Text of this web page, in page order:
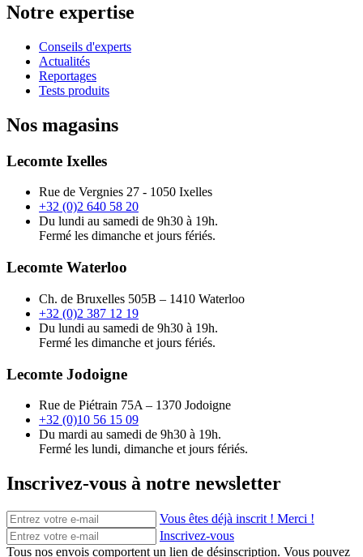
Notre expertise
Conseils d'experts
Actualités
Reportages
Tests produits
Nos magasins
Lecomte Ixelles
Rue de Vergnies 27 - 1050 Ixelles
+32 (0)2 640 58 20
Du lundi au samedi de 9h30 à 19h.
Fermé les dimanche et jours fériés.
Lecomte Waterloo
Ch. de Bruxelles 505B – 1410 Waterloo
+32 (0)2 387 12 19
Du lundi au samedi de 9h30 à 19h.
Fermé les dimanche et jours fériés.
Lecomte Jodoigne
Rue de Piétrain 75A – 1370 Jodoigne
+32 (0)10 56 15 09
Du mardi au samedi de 9h30 à 19h.
Fermé les lundi, dimanche et jours fériés.
Inscrivez-vous à notre newsletter
Vous êtes déjà inscrit ! Merci !
Inscrivez-vous
Tous nos envois comportent un lien de désinscription. Vous pouvez